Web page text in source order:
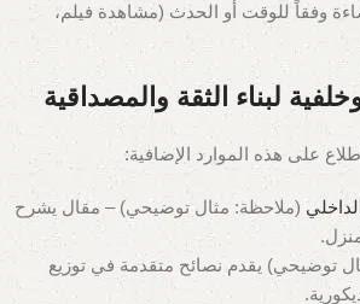
وفقاً للوقت أو الحدث (مشاهدة فيلم،
على هذه الموارد الإضافية:
(ملاحظة: مثال توضيحي) – مقال يشرح
توضيحي) يقدم نصائح متقدمة في توزيع